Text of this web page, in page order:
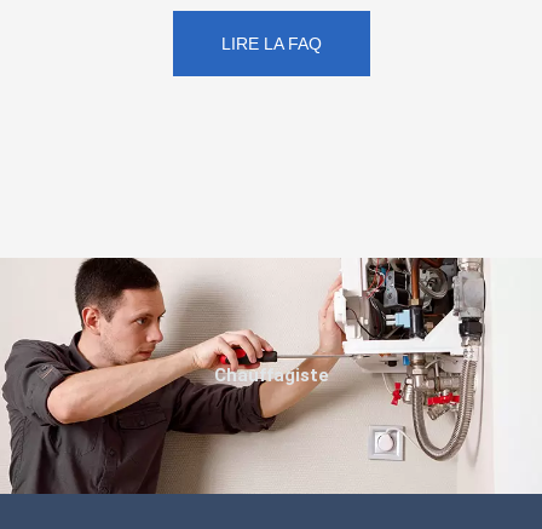
LIRE LA FAQ
Chauffagiste